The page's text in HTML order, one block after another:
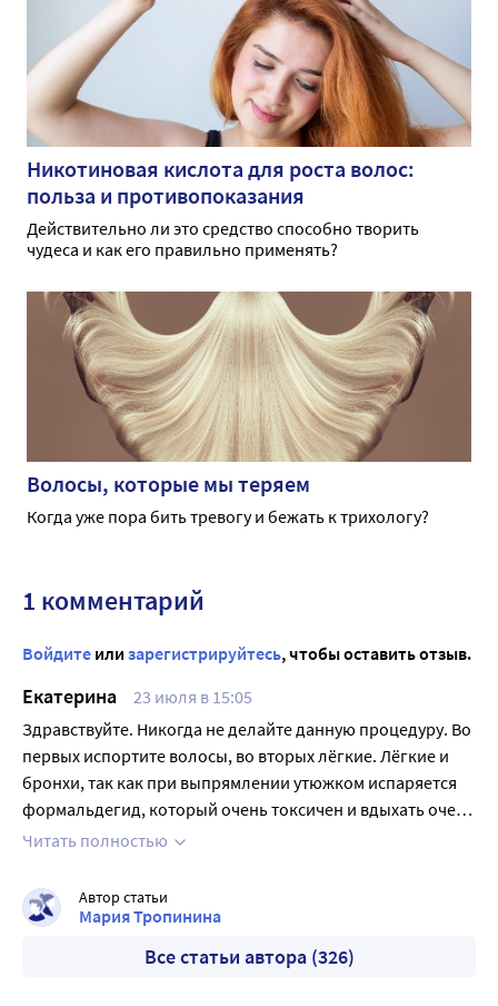
Никотиновая кислота для роста волос:
польза и противопоказания
Действительно ли это средство способно творить
чудеса и как его правильно применять?
Волосы, которые мы теряем
Когда уже пора бить тревогу и бежать к трихологу?
1 комментарий
Войдите или зарегистрируйтесь, чтобы оставить отзыв.
Екатерина
23 июля в 15:05
Здравствуйте. Никогда не делайте данную процедуру. Во
первых испортите волосы, во вторых лёгкие. Лёгкие и
бронхи, так как при выпрямлении утюжком испаряется
формальдегид, который очень токсичен и вдыхать очень
больно. И судя по статье можно и почки повредить.
Читать полностью
Автор статьи
Мария Тропинина
Все статьи автора (326)